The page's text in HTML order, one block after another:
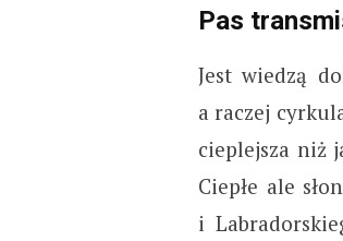
Pas
Jest wiedzą
a raczej
cieplejsza niż
Ciepłe ale
i